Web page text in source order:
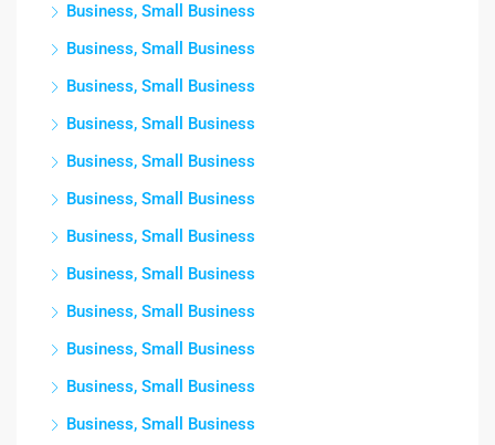
Business, Small Business
Business, Small Business
Business, Small Business
Business, Small Business
Business, Small Business
Business, Small Business
Business, Small Business
Business, Small Business
Business, Small Business
Business, Small Business
Business, Small Business
Business, Small Business